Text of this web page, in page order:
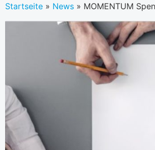
Startseite » News » MOMENTUM